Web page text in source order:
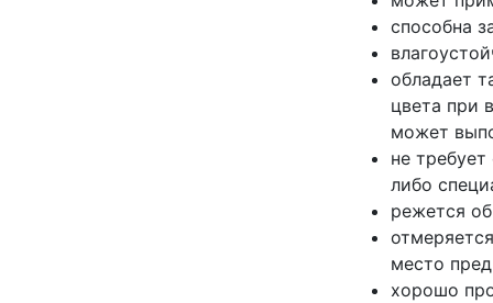
способна
обладает
цвета при
может
не
либо
режется
место
хорошо